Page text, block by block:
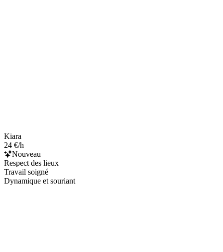
Kiara
24 €/h
Nouveau
Respect des lieux
Travail soigné
Dynamique et souriant